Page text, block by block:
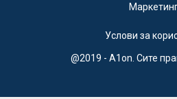
Услови за
@2019 - A1on. Сите